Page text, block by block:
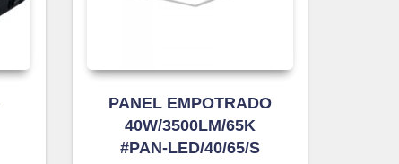
PANEL EMPOTRADO
40W/3500LM/65K
#PAN-LED/40/65/S